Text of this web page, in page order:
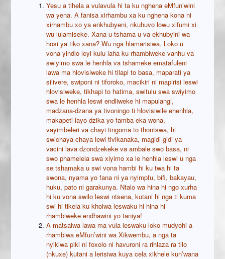
Yesu a tlhela a vulavula hi ta ku nghena eMfun’wini
wa yena. A fanisa xirhambu xa ku nghena kona ni
xirhambu xo ya enkhubyeni, nkuhuvo lowu xifumi xi
wu lulamiseke. Xana u tshama u va ekhubyini wa
hosi ya tiko xana? Wu nga hlamarisiwa. Loko u
vona yindlo leyi kulu laha ku rhambiweke vanhu va
swiyimo swa le henhla va tshameke ematafuleni
lawa ma hlovisiweke hi tilapi to basa, maparati ya
silivere, swiponi ni tiforoko, macikiri ni mapirisi leswi
hlovisiweke, tikhapi to hatima, switulu swa swiyimo
swa le henhla leswi endliweke hi mapulangi,
madzana-dzana ya tivoningo ti hlovisiwile ehenhla,
makapeti layo dzika yo famba eka wona,
vayimbeleri va chayi tingoma to thontswa, hi
swichaya-chaya lewi tivikanaka, magidi-gidi ya
vacini lava dzondzekeke va ambale swo basa, ni
swo phamelela swa xiyimo xa le henhla leswi u nga
se tshamaka u swi vona hambi hi ku twa hi ta
swona, nyama yo fana ni ya nyimpfu, bifi, bakayau,
huku, pato ni garakunya. Ntalo wa hina hi ngo xurha
hi ku vona swilo leswi ntsena, kutani hi nga ti kuma
swi hi tikela ku kholwa leswaku hi hina hi
rhambiweke endhawini yo taniya!
A matsalwa lawa ma vula leswaku loko mudyohi a
rhambiwa eMfun’wini wa Xikwembu, a nga ta
nyikiwa piki ni foxolo ni havuroni ra rihlaza ra tilo
(nkuxe) kutani a lerisiwa kuya cela xikhele kun’wana